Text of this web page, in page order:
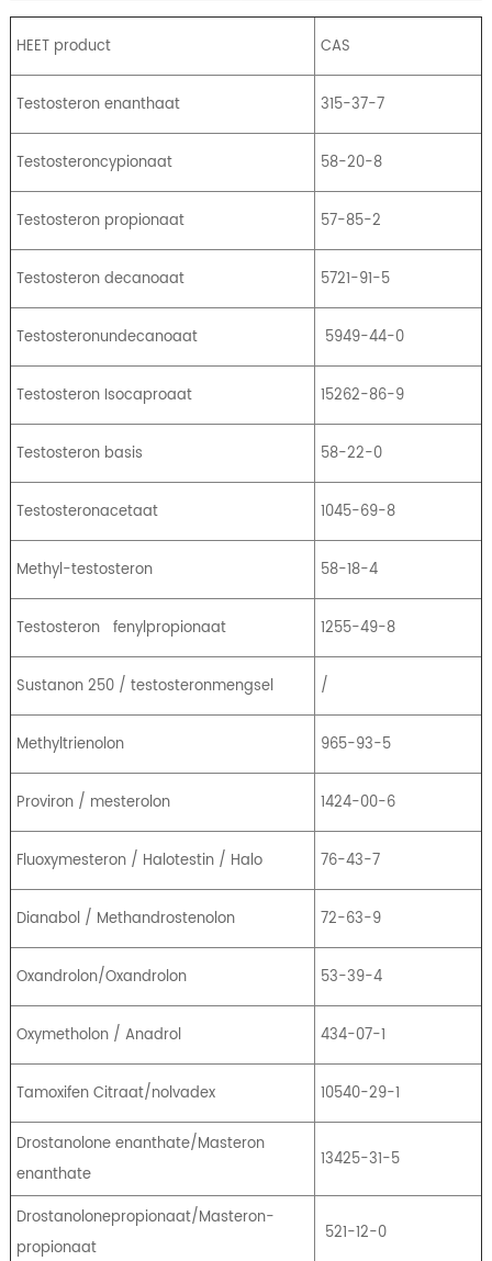
HEET product CAS
Testosteron enanthaat 315-37-7
Testosteroncypionaat 58-20-8
Testosteron propionaat 57-85-2
Testosteron decanoaat 5721-91-5
Testosteronundecanoaat 5949-44-0
Testosteron Isocaproaat 15262-86-9
Testosteron basis 58-22-0
Testosteronacetaat 1045-69-8
Methyl-testosteron 58-18-4
Testosteron fenylpropionaat 1255-49-8
Sustanon 250 / testosteronmengsel /
Methyltrienolon 965-93-5
Proviron / mesterolon 1424-00-6
Fluoxymesteron / Halotestin / Halo 76-43-7
Dianabol / Methandrostenolon 72-63-9
Oxandrolon/Oxandrolon 53-39-4
Oxymetholon / Anadrol 434-07-1
Tamoxifen Citraat/nolvadex 10540-29-1
Drostanolone enanthate/Masteron
enanthate
13425-31-5
Drostanolonepropionaat/Masteron-
propionaat
521-12-0